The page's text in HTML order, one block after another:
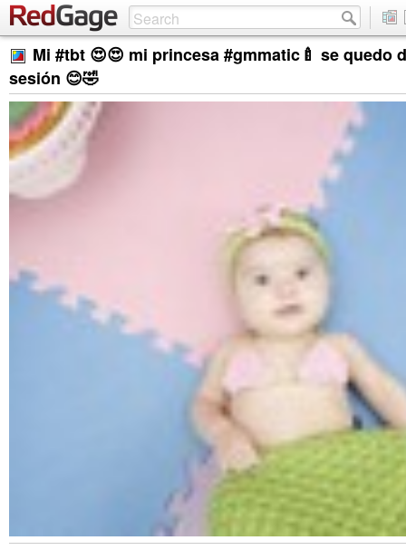
Mi #tbt 😍😍 mi princesa #gmmatic🍼 se quedo
sesión 😊🤣